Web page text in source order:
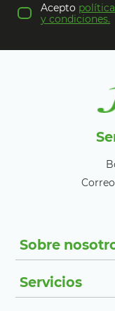
Acepto
y condiciones.
Sobre
Servicios